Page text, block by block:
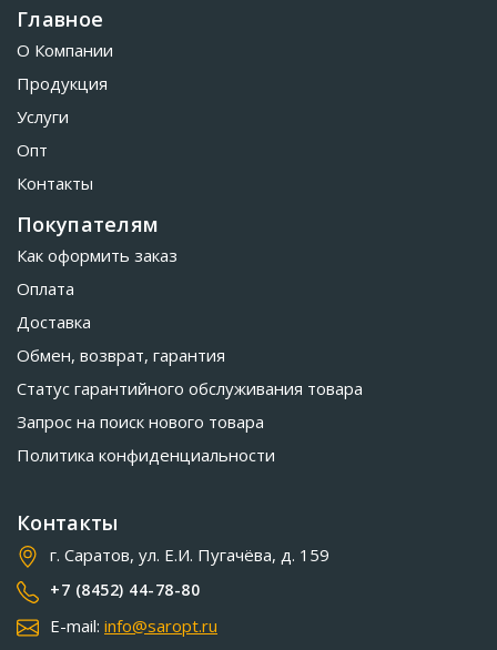
Главное
О Компании
Продукция
Услуги
Опт
Контакты
Покупателям
Как оформить заказ
Оплата
Доставка
Обмен, возврат, гарантия
Статус гарантийного обслуживания товара
Запрос на поиск нового товара
Политика конфиденциальности
Контакты
г. Саратов, ул. Е.И. Пугачёва, д. 159
+7 (8452) 44-78-80
E-mail: info@saropt.ru